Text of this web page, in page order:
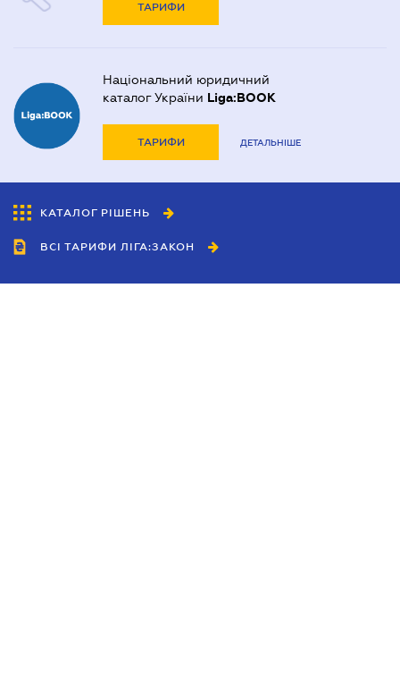
ТАРИФИ
Національний юридичний
каталог України Liga:BOOK
ТАРИФИ ДЕТАЛЬНІШЕ
КАТАЛОГ РІШЕНЬ
ВСІ ТАРИФИ ЛІГА:ЗАКОН